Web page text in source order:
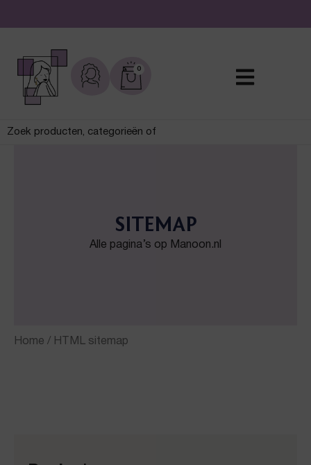
0
SITEMAP
Alle pagina’s op Manoon.nl
Home / HTML sitemap